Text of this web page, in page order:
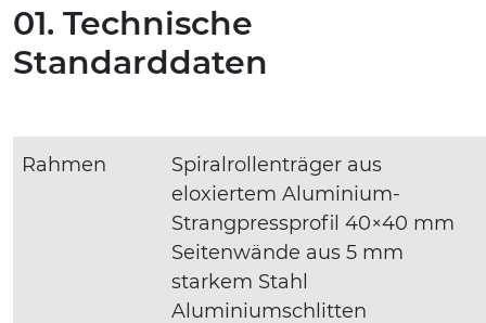
01. Technische
Standarddaten
Rahmen
Spiralrollenträger aus
eloxiertem Aluminium-
Strangpressprofil 40×40 mm
Seitenwände aus 5 mm
starkem Stahl
Aluminiumschlitten